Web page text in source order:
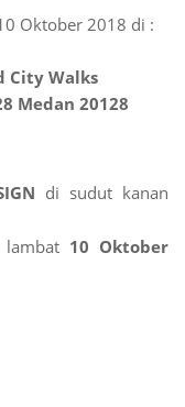
Oktober 2018 di :
City Walks
Medan 20128
di sudut kanan
10 Oktober